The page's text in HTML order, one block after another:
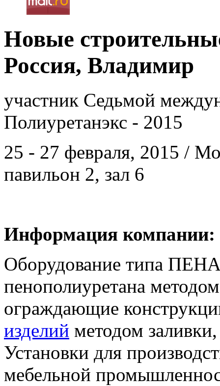
Новые
Россия, Владимир
участник Седьмой
Полиуретанэкс - 2015
25 - 27 февраля, 2015 /
павильон 2, зал 6
Информация компании:
Оборудование типа
пенополиуретана
ограждающие
изделий методом
Установки для
мебельной